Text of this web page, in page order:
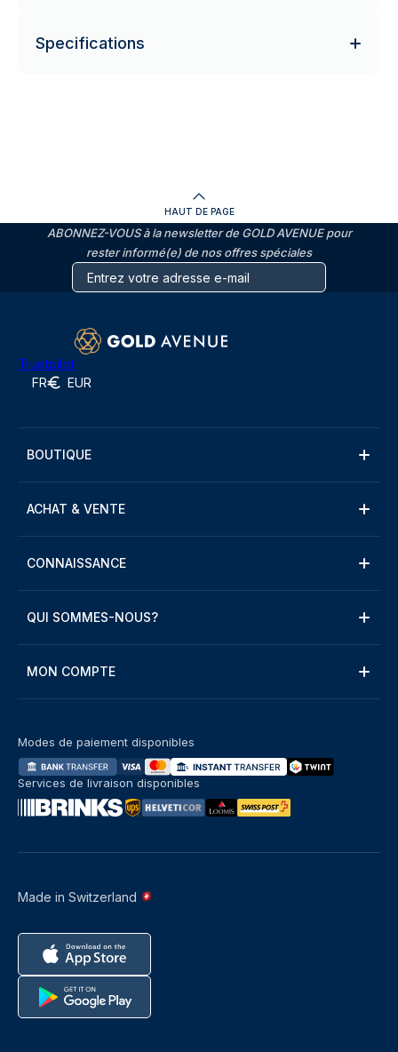
Specifications
HAUT DE PAGE
ABONNEZ-VOUS à la newsletter de GOLD AVENUE pour
rester informé(e) de nos offres spéciales
Trustpilot
FR EUR
BOUTIQUE
ACHAT & VENTE
CONNAISSANCE
QUI SOMMES-NOUS?
MON COMPTE
Made in Switzerland
Modes de paiement disponibles
Services de livraison disponibles